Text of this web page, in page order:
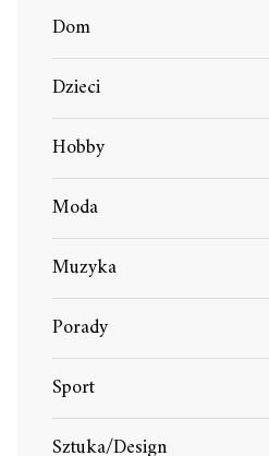
Dom
Dzieci
Hobby
Moda
Muzyka
Porady
Sport
Sztuka/Design